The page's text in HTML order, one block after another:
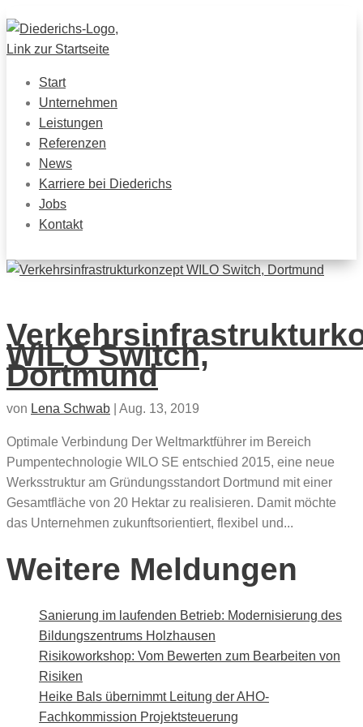
Start
Unternehmen
Leistungen
Referenzen
News
Karriere bei Diederichs
Jobs
Kontakt
WILO Switch,
Dortmund
von Lena Schwab Aug. 13, 2019
Optimale Verbindung Der Weltmarktführer im Bereich
Pumpentechnologie WILO SE entschied 2015, eine neue
Werksstruktur am Gründungsstandort Dortmund mit einer
Gesamtfläche von 20 Hektar zu realisieren. Damit möchte
das Unternehmen zukunftsorientiert, flexibel und...
Weitere Meldungen
Sanierung im laufenden Betrieb: Modernisierung des
Bildungszentrums Holzhausen
Risikoworkshop: Vom Bewerten zum Bearbeiten von
Risiken
Heike Bals übernimmt Leitung der AHO-
Fachkommission Projektsteuerung